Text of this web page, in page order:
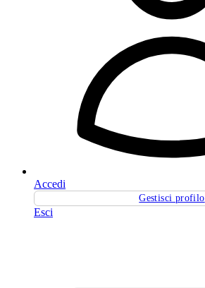
Accedi
Gestisci profilo
Esci